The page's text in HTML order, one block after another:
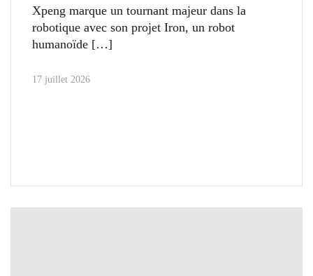
Xpeng marque un tournant majeur dans la
robotique avec son projet Iron, un robot
humanoïde
17 juillet 2026